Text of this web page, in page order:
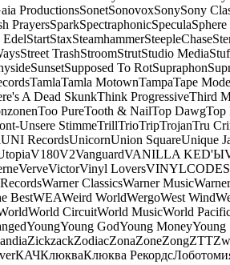
ProductionsSonetSonovoxSonySony
PrayersSparkSpectraphonicSpecula
EdelStartStaxSteamhammerSteepleChase
Street TrashStroomStrutStudio Media
SunsetSupposed To RotSupraphon
TamlaTamla MotownTampaTape
A Dead SkunkThink ProgressiveThird
Too PureTooth & NailTop DawgTop
Unsere StimmeTrillTrioTripTrojanTru
UNI RecordsUnicornUnion SquareUnique
V180V2VanguardVANILLA KED'Ы
VerveVictorVinyl LoversVINYLCODES
Warner ClassicsWarner Music
BestWEAWeird WorldWergoWest Wind
World CircuitWorld MusicWorld
YoungYoung GodYoung MoneyYoung
ZickzackZodiacZonaZoneZongZTT
КАЧКлюкваКлюква Рекордс